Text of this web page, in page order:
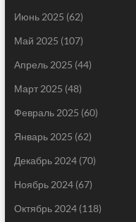
Июнь 2025 (62)
Май 2025 (107)
Апрель 2025 (44)
Март 2025 (48)
Февраль 2025 (60)
Январь 2025 (62)
Декабрь 2024(70)
Ноябрь 2024(67)
Октябрь 2024(118)